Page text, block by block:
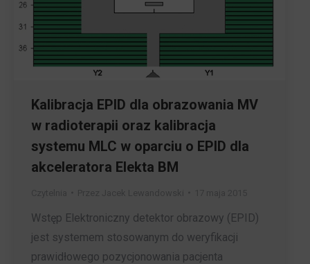
Kalibracja EPID dla obrazowania MV
w radioterapii oraz kalibracja
systemu MLC w oparciu o EPID dla
akceleratora Elekta BM
Wstęp Elektroniczny detektor obrazowy (EPID)
jest systemem stosowanym do weryfikacji
prawidłowego pozycjonowania pacjenta